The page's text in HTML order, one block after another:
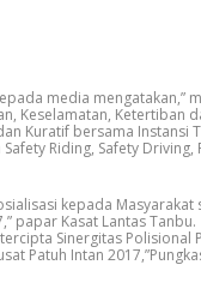
media mengatakan,”
Keselamatan, Ketertiban
Kuratif bersama Instansi
Riding, Safety Driving,
kepada Masyarakat
papar Kasat Lantas Tanbu.
Sinergitas Polisional
Patuh Intan